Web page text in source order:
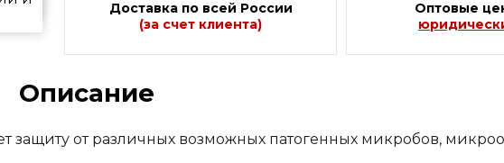
Доставка по всей России
(за счет клиента)
Оптовые
Описание
защиту от различных возможных патогенных микробов,